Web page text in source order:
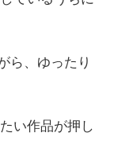
ら、ゆったり
い作品が押し